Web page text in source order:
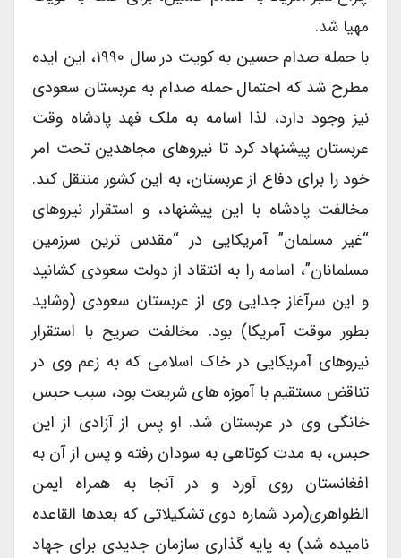
مهیا شد.
با حمله صدام حسین به کویت در سال ۱۹۹۰، این ایده
مطرح شد که احتمال حمله صدام به عربستان سعودی
نیز وجود دارد، لذا اسامه به ملک فهد پادشاه وقت
عربستان پیشنهاد کرد تا نیروهای مجاهدین تحت امر
خود را برای دفاع از عربستان، به این کشور منتقل کند.
مخالفت پادشاه با این پیشنهاد، و استقرار نیروهای
“غیر مسلمان” آمریکایی در “مقدس ترین سرزمین
مسلمانان”، اسامه را به انتقاد از دولت سعودی کشانید
و این سرآغاز جدایی وی از عربستان سعودی (وشاید
بطور موقت آمریکا) بود. مخالفت صریح با استقرار
نیروهای آمریکایی در خاک اسلامی که به زعم وی در
تناقض مستقیم با آموزه های شریعت بود، سبب حبس
خانگی وی در عربستان شد. او پس از آزادی از این
حبس، به مدت کوتاهی به سودان رفته و پس از آن به
افغانستان روی آورد و در آنجا به همراه ایمن
الظواهری(مرد شماره دوی تشکیلاتی که بعدها القاعده
نامیده شد) به پایه گذاری سازمان جدیدی برای جهاد